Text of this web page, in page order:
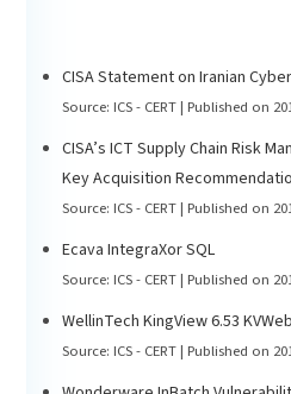
CISA Statement on Iranian
Source: ICS - CERT Published on
CISA’s ICT Supply Chain Risk
Key Acquisition
Source: ICS - CERT Published on
Ecava IntegraXor SQL
Source: ICS - CERT Published on
WellinTech KingView 6.53
Source: ICS - CERT Published on